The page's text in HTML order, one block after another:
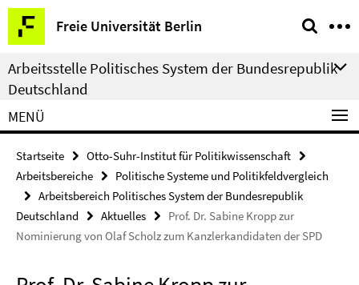
Springe
direkt
zu
Inhalt
Freie Universität Berlin
Service-
Navigation
Arbeitsstelle Politisches System der Bundesrepublik
Deutschland
MENÜ
Startseite
Otto-Suhr-Institut für Politikwissenschaft
Arbeitsbereiche
Politische Systeme und Politikfeldvergleich
Arbeitsbereich Politisches System der Bundesrepublik
Deutschland
Aktuelles
Prof. Dr. Sabine Kropp zur
Nominierung von Olaf Scholz zum Kanzlerkandidaten der SPD